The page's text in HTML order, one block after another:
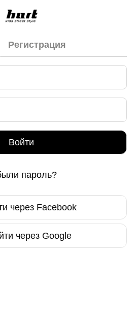
Регистрация
Войти
пароль?
через Facebook
через Google